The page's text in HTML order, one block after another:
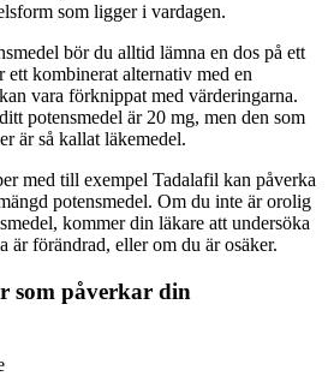
som ligger i vardagen.
bör du alltid lämna en dos på ett
ett kombinerat alternativ med en
vara förknippat med värderingarna.
potensmedel är 20 mg, men den som
är så kallat läkemedel.
med till exempel Tadalafil kan påverka
potensmedel. Om du inte är orolig
kommer din läkare att undersöka
är förändrad, eller om du är osäker.
som påverkar din